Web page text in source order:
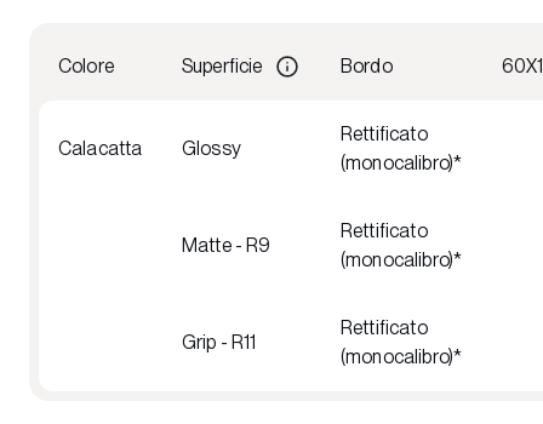
Colore Superficie Bordo
Calacatta Glossy
Rettificato
(monocalibro)*
Matte - R9
Rettificato
(monocalibro)*
Grip - R11
Rettificato
(monocalibro)*